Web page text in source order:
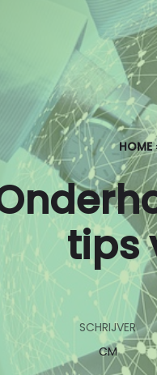
Vacature Boost
HOME
tips
SCHRIJVER
CM